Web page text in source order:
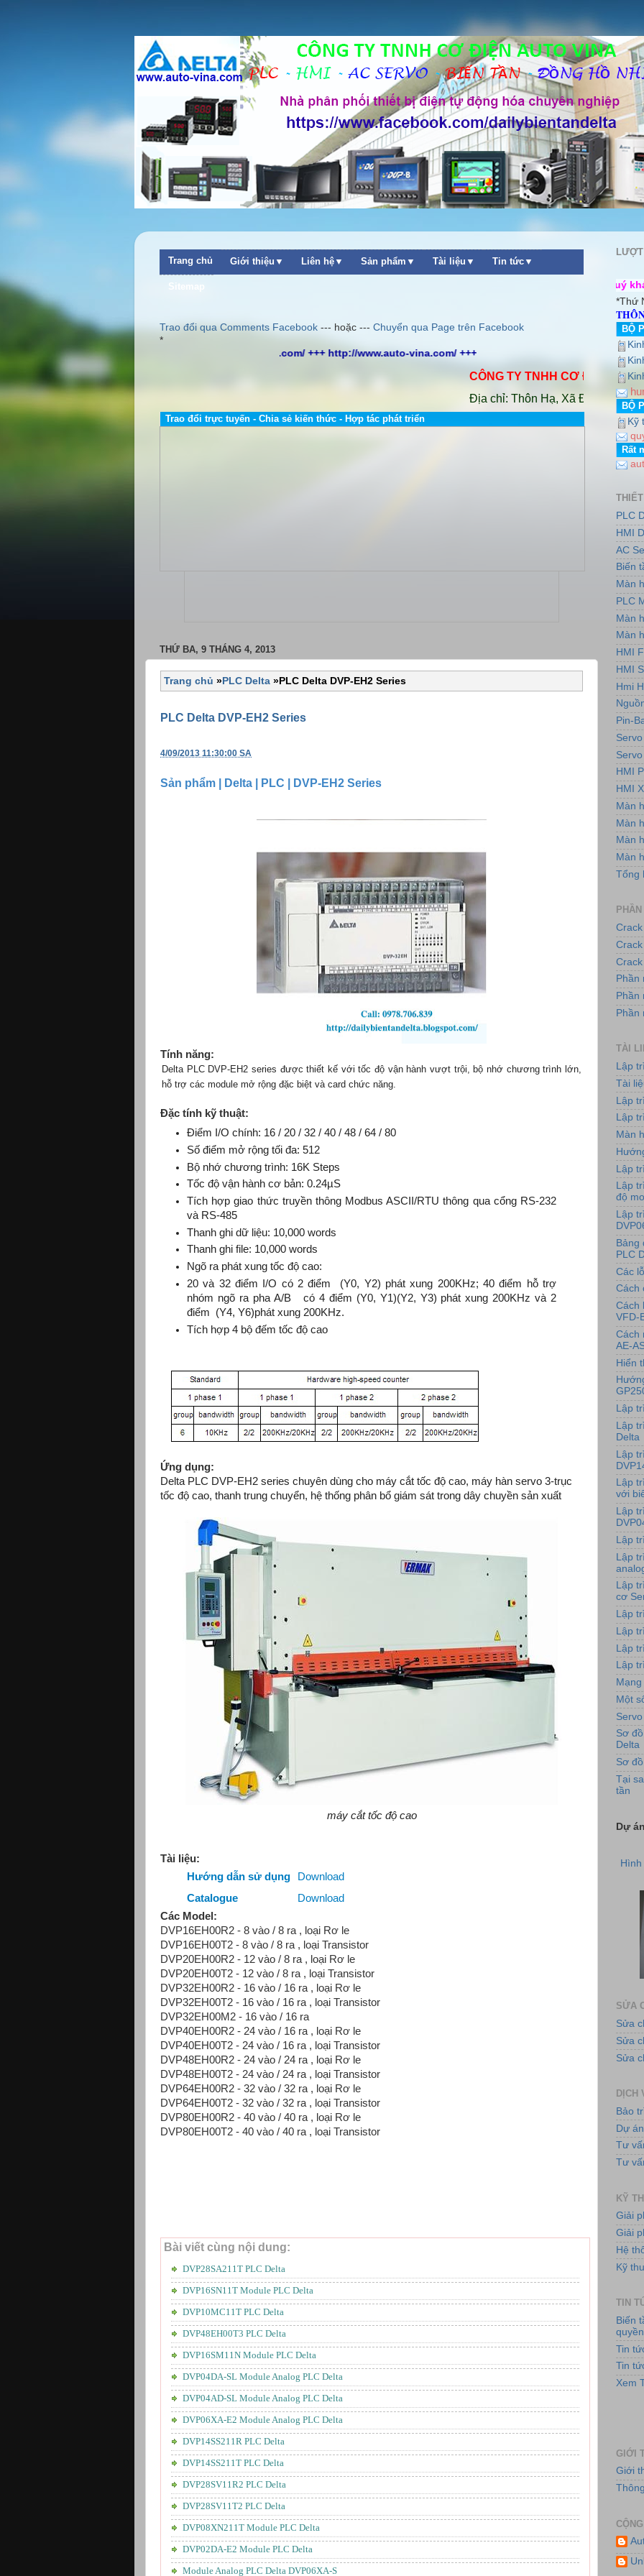
Trang chủ Giới thiệu▼ Liên hệ▼ Sản phẩm▼ Tài liệu▼ Tin tức▼
Sitemap
Trao đổi qua Comments Facebook --- hoặc --- Chuyển qua Page trên Facebook
*
http://www.dailybientandelta.com/ +++ http://www.auto-vina.com/ +++
CÔNG TY TNHH CƠ ĐIỆN AUTO
Địa chỉ: Thôn Hạ, Xã Đông Dư,
Trao đổi trực tuyến - Chia sẻ kiến thức - Hợp tác phát triển
THỨ BA, 9 THÁNG 4, 2013
Trang chủ »PLC Delta »PLC Delta DVP-EH2 Series
PLC Delta DVP-EH2 Series
4/09/2013 11:30:00 SA
Sản phẩm | Delta | PLC | DVP-EH2 Series
Tính năng:
Delta PLC DVP-EH2 series được thiết kế với tốc độ vận hành vượt trội, bộ nhớ chương trình lớn,
hỗ trợ các module mở rộng đặc biệt và card chức năng.
Đặc tính kỹ thuật:
Điểm I/O chính: 16 / 20 / 32 / 40 / 48 / 64 / 80
Số điểm mở rộng tối đa: 512
Bộ nhớ chương trình: 16K Steps
Tốc độ vận hành cơ bản: 0.24µS
Tích hợp giao thức truyền thông Modbus ASCII/RTU thông qua cổng RS-232
và RS-485
Thanh ghi dữ liệu: 10,000 words
Thanh ghi file: 10,000 words
Ngõ ra phát xung tốc độ cao:
20 và 32 điểm I/O có 2 điểm (Y0, Y2) phát xung 200KHz; 40 điểm hỗ trợ
nhóm ngõ ra pha A/B có 4 điểm (Y0, Y1)(Y2, Y3) phát xung 200KHz và 2
điểm (Y4, Y6)phát xung 200KHz.
Tích hợp 4 bộ đếm tốc độ cao
Ứng dụng:
Delta PLC DVP-EH2 series chuyên dùng cho máy cắt tốc độ cao, máy hàn servo 3-trục
tốc độ cao, thanh trung chuyển, hệ thống phân bổ giám sát trong dây chuyền sản xuất
máy cắt tốc độ cao
Tài liệu:
Hướng dẫn sử dụng
Download
Catalogue
Download
Các Model:
DVP16EH00R2 - 8 vào / 8 ra , loại Rơ le
DVP16EH00T2 - 8 vào / 8 ra , loại Transistor
DVP20EH00R2 - 12 vào / 8 ra , loại Rơ le
DVP20EH00T2 - 12 vào / 8 ra , loại Transistor
DVP32EH00R2 - 16 vào / 16 ra , loại Rơ le
DVP32EH00T2 - 16 vào / 16 ra , loại Transistor
DVP32EH00M2 - 16 vào / 16 ra
DVP40EH00R2 - 24 vào / 16 ra , loại Rơ le
DVP40EH00T2 - 24 vào / 16 ra , loại Transistor
DVP48EH00R2 - 24 vào / 24 ra , loại Rơ le
DVP48EH00T2 - 24 vào / 24 ra , loại Transistor
DVP64EH00R2 - 32 vào / 32 ra , loại Rơ le
DVP64EH00T2 - 32 vào / 32 ra , loại Transistor
DVP80EH00R2 - 40 vào / 40 ra , loại Rơ le
DVP80EH00T2 - 40 vào / 40 ra , loại Transistor
Bài viết cùng nội dung:
DVP28SA211T PLC Delta
DVP16SN11T Module PLC Delta
DVP10MC11T PLC Delta
DVP48EH00T3 PLC Delta
DVP16SM11N Module PLC Delta
DVP04DA-SL Module Analog PLC Delta
DVP04AD-SL Module Analog PLC Delta
DVP06XA-E2 Module Analog PLC Delta
DVP14SS211R PLC Delta
DVP14SS211T PLC Delta
DVP28SV11R2 PLC Delta
DVP28SV11T2 PLC Delta
DVP08XN211T Module PLC Delta
DVP02DA-E2 Module PLC Delta
Module Analog PLC Delta DVP06XA-S
++ Chào mừng quý khách ghé
*Thứ
BỘ
BỘ
Kỹ
Rất
PLC
HMI
AC
Biến
Màn
PLC
Màn
Màn
HMI
HMI
Hmi
Pin-
HMI
HMI
Màn
Màn
Màn
Màn
Tổng
Phần
Phần
Phần
TÀI
Lập
Tài
Lập
Lập
Màn
Lập
Lập
độ
Lập
Bảng
PLC
Các
Cách
Cách
VFD-
Cách
AE-
Hiển
Lập
Lập
Delta
Lập
Lập
với
Lập
Lập
Lập
Lập
cơ
Lập
Lập
Lập
Lập
Một
Sơ
Delta
Sơ
Tại
tần
Dự
Hình
SỬA
Sửa
Sửa
Sửa
DỊCH
Bảo
Dự
Tư
Tư
KỸ
Giải
Giải
Hệ
Kỹ
TIN
Biến
Tin
Tin
Xem
GIỚI
Giới